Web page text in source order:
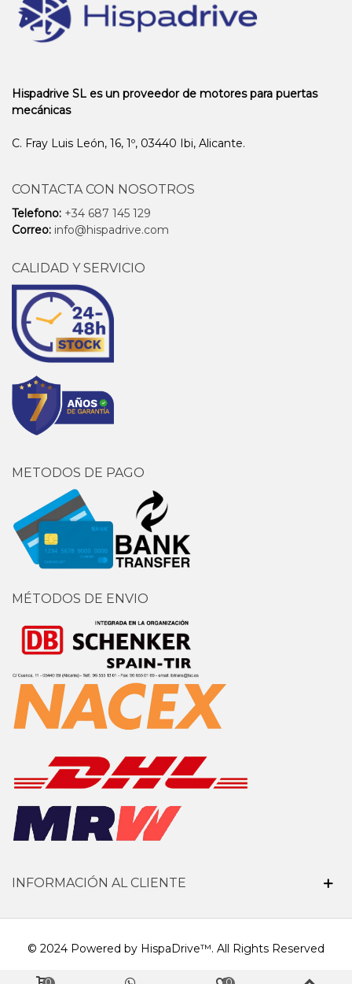
Hispadrive SL es un proveedor de motores para puertas
mecánicas
C. Fray Luis León, 16, 1º, 03440 Ibi, Alicante.
CONTACTA CON NOSOTROS
Telefono: +34 687 145 129
Correo: info@hispadrive.com
CALIDAD Y SERVICIO
METODOS DE PAGO
MÉTODOS DE ENVIO
INFORMACIÓN AL CLIENTE
© 2024 Powered by HispaDrive™. All Rights Reserved